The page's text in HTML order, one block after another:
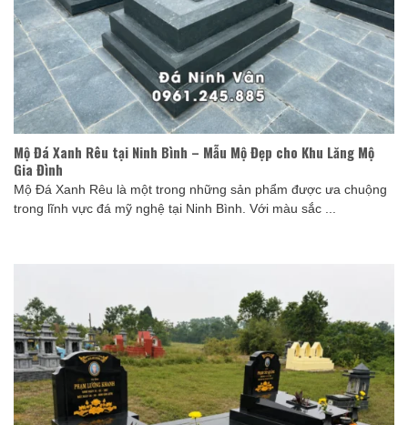
Mộ Đá Xanh Rêu tại Ninh Bình – Mẫu Mộ Đẹp cho Khu Lăng Mộ
Gia Đình
Mộ Đá Xanh Rêu là một trong những sản phẩm được ưa chuộng
trong lĩnh vực đá mỹ nghệ tại Ninh Bình. Với màu sắc ...